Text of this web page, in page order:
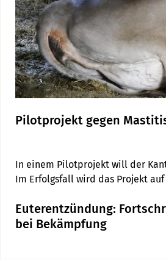
Pilotprojekt gegen
In einem Pilotprojekt will der
Euterentzündung:
bei Bekämpfung